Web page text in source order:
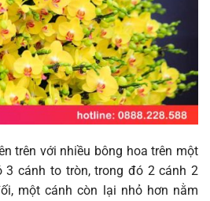
trên với nhiều bông hoa trên một
3 cánh to tròn, trong đó 2 cánh 2
một cánh còn lại nhỏ hơn nằm